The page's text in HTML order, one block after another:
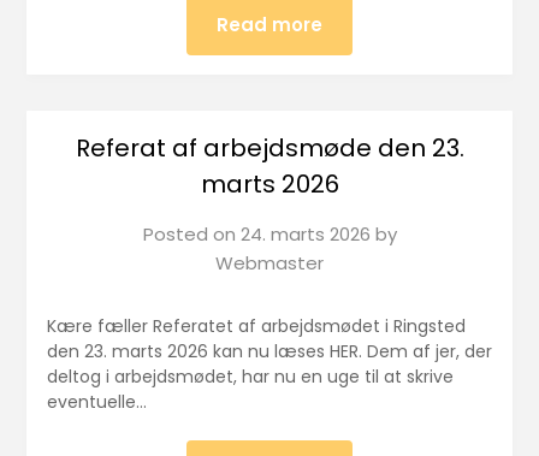
Read more
Referat af arbejdsmøde den 23.
marts 2026
Posted on 24. marts 2026 by
Webmaster
Kære fæller Referatet af arbejdsmødet i Ringsted
den 23. marts 2026 kan nu læses HER. Dem af jer, der
deltog i arbejdsmødet, har nu en uge til at skrive
eventuelle…